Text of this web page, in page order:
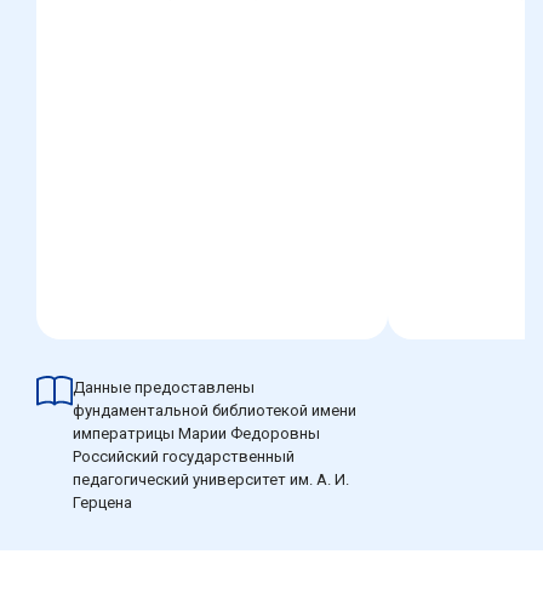
Данные предоставлены
фундаментальной библиотекой имени
императрицы Марии Федоровны
Российский государственный
педагогический университет им. А. И.
Герцена